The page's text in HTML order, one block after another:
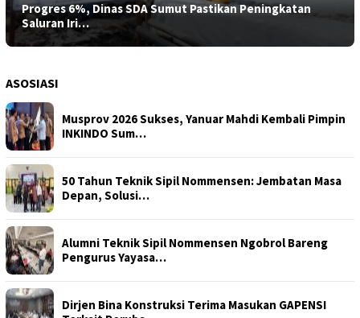
Progres 6%, Dinas SDA Sumut Pastikan Peningkatan
Saluran Iri…
ASOSIASI
Musprov 2026 Sukses, Yanuar Mahdi Kembali Pimpin
INKINDO Sum…
50 Tahun Teknik Sipil Nommensen: Jembatan Masa
Depan, Solusi…
Alumni Teknik Sipil Nommensen Ngobrol Bareng
Pengurus Yayasa…
Dirjen Bina Konstruksi Terima Masukan GAPENSI